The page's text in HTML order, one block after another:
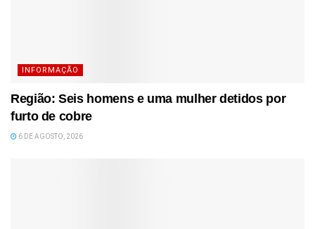
INFORMAÇÃO
Região: Seis homens e uma mulher detidos por
furto de cobre
6 DE AGOSTO, 2026